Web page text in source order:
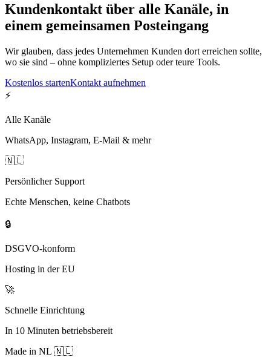
Kundenkontakt über alle Kanäle, in
einem gemeinsamen Posteingang
Wir glauben, dass jedes Unternehmen Kunden dort erreichen sollte,
wo sie sind – ohne kompliziertes Setup oder teure Tools.
Kostenlos startenKontakt aufnehmen
⚡
Alle Kanäle
WhatsApp, Instagram, E-Mail & mehr
🇳🇱
Persönlicher Support
Echte Menschen, keine Chatbots
🔒
DSGVO-konform
Hosting in der EU
🚀
Schnelle Einrichtung
In 10 Minuten betriebsbereit
Made in NL 🇳🇱